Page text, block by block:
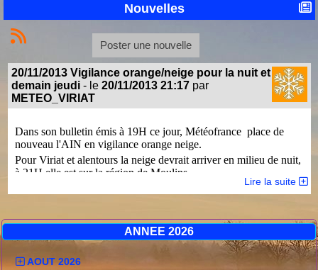
ANNEE 2026
AOUT 2026
Nouvelles
Poster une nouvelle
20/11/2013 Vigilance orange/neige pour la nuit et
demain jeudi - le 20/11/2013 21:17par
METEO_VIRIAT
Dans son bulletin émis à 19H ce jour, Météofrance place de
nouveau l'AIN en vigilance orange neige.
Pour Viriat et alentours la neige devrait arriver en milieu de nuit,
à 21H elle est sur la région de Moulins.
consulterce bulletindans son intégralité -
Bulletin de vigilance Régional.
CENTRE METEOROLOGIQUE INTERREGIONAL DE LYON
Lire la suite